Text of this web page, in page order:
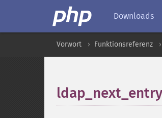
Downloads
Vorwort Funktionsreferenz
ldap_next_entry